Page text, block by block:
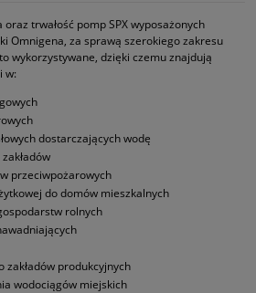
oraz trwałość pomp SPX wyposażonych
Omnigena, za sprawą szerokiego zakresu
wykorzystywane, dzięki czemu znajdują
w:
dostarczających wodę
przeciwpożarowych
do domów mieszkalnych
rolnych
zakładów produkcyjnych
wodociągów miejskich